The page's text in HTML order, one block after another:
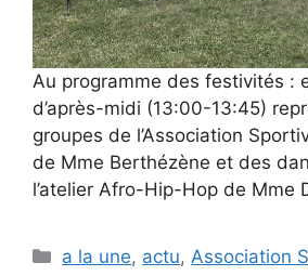
Au programme des festivités :
d’après-midi (13:00-13:45)
groupes de l’Association
de Mme Berthézène et des
l’atelier Afro-Hip-Hop de Mme
Catégories
a la une, actu, Association